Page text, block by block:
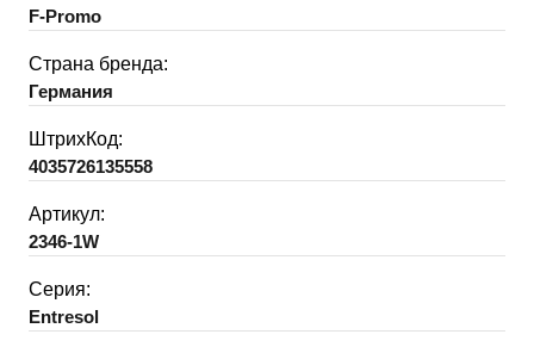
F-Promo
Страна бренда:
Германия
ШтрихКод:
4035726135558
Артикул:
2346-1W
Серия:
Entresol